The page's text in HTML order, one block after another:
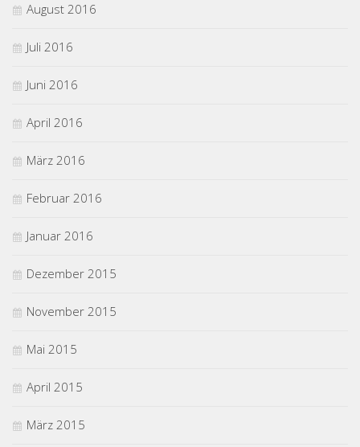
August 2016
Juli 2016
Juni 2016
April 2016
März 2016
Februar 2016
Januar 2016
Dezember 2015
November 2015
Mai 2015
April 2015
März 2015